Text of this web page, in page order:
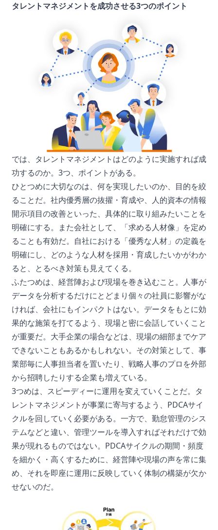
タレントマネジメントを成功させる3つのポイント
では、タレントマネジメントはどのように実施すれば成
功するのか。3つ、ポイントがある。
ひとつめに大切なのは、何を実現したいのか、目的を絞
ることだ。社内優秀層の抜擢・育成や、人的資本の情報
開示項目の改善といった、具体的に取り組みたいことを
明確にする。また会社として、「求める人材像」を定め
ることも有効だ。自社における「優秀な人材」の定義を
明確にし、どのような人材を採用・育成したいかがわか
ると、とるべき対策も見えてくる。
ふたつめは、経営陣および現場を巻き込むこと。人事が
データを分析するだけにとどまり個々の社員に影響がな
ければ、会社にもインパクトはない。データをもとに効
果的な施策を打てるよう、現場と密に会話していくこと
が重要だ。大手企業の場合などは、現場の細部までケア
できないこともあるかもしれない。その対策として、事
業部毎に人事担当者を置いたり、戦略人事のプロを外部
から招聘したりする企業も増えている。
3つめは、スピーディーに運用を変えていくことだ。タ
レントマネジメントが事業に寄与するよう、PDCAサイ
クルを回していく必要がある。一方で、勤怠管理のシス
テムなどと違い、管理ツールを導入すればそれだけで効
果が現れるものではない。PDCAサイクルの期間・頻度
を細かく・高くするために、経営陣や現場の声を常に集
め、それを即座に運用に反映していく体制の構築が欠か
せないのだ。